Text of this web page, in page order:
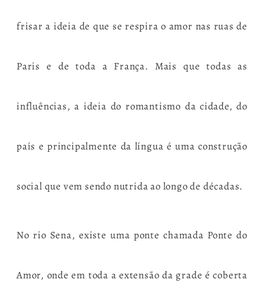
frisar a ideia de que se respira o amor nas ruas de
Paris e de toda a França. Mais que todas as
influências, a ideia do romantismo da cidade, do
país e principalmente da língua é uma construção
social que vem sendo nutrida ao longo de décadas.
No rio Sena, existe uma ponte chamada Ponte do
Amor, onde em toda a extensão da grade é coberta